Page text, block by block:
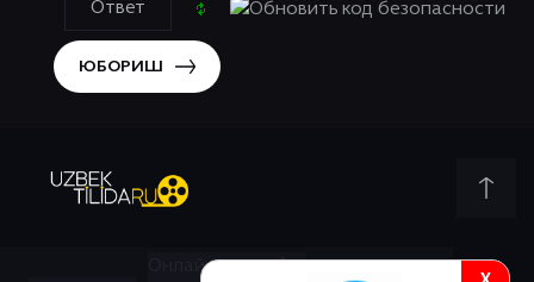
ЮБОРИШ
Онлайн всего: